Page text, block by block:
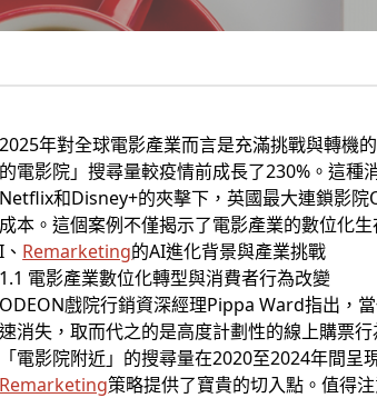
2025年對全球電影產業而言是充滿挑戰與轉機
的電影院」搜尋量較疫情前成長了230%。這
Netflix和Disney+的夾擊下，英國最大連鎖影院
成本。這個案例不僅揭示了電影產業的數位化
I、 Remarketing的AI進化背景與產業挑戰
1.1 電影產業數位化轉型與消費者行為改變
ODEON戲院行銷資深經理Pippa Ward指出，
速消失，取而代之的是高度計劃性的線上購票
「電影院附近」的搜尋量在2020至2024年間
Remarketing策略提供了寶貴的切入點。值得